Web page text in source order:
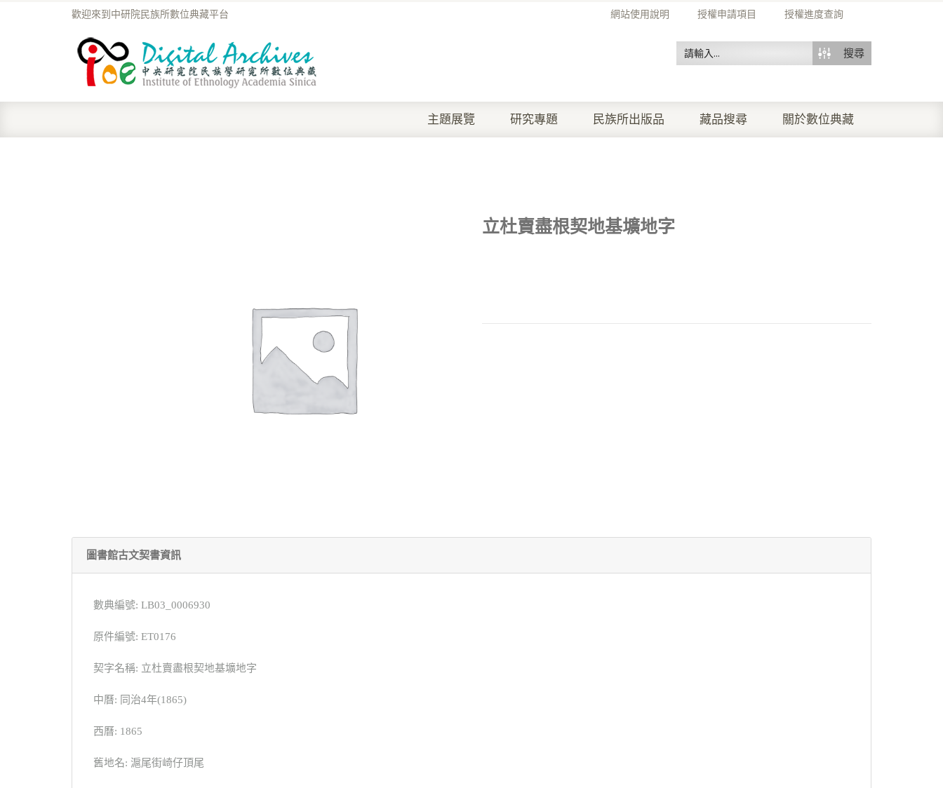
網站使用說明 授權申請項目 授權進度查詢
歡迎來到中研院民族所數位典藏平台
搜尋
主題展覽 研究專題 民族所出版品 藏品搜尋 關於數位典藏
立杜賣盡根契地基壙地字
圖書館古文契書資訊
數典編號: LB03_0006930
原件編號: ET0176
契字名稱: 立杜賣盡根契地基壙地字
中曆: 同治4年(1865)
西曆: 1865
舊地名: 滬尾街崎仔頂尾